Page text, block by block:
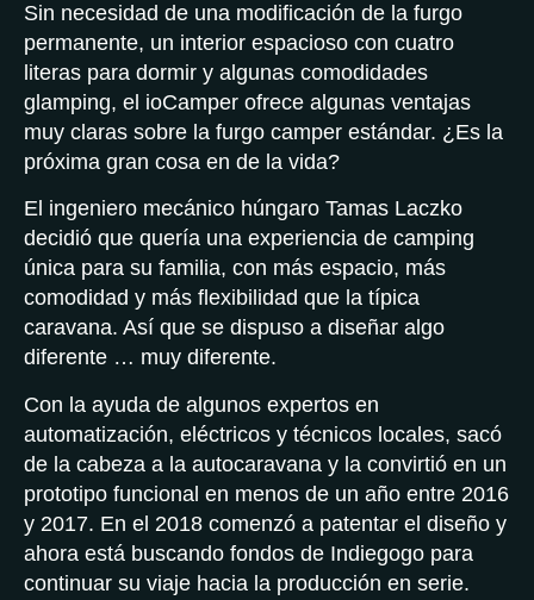
Sin necesidad de una modificación de la furgo
permanente, un interior espacioso con cuatro
literas para dormir y algunas comodidades
glamping, el ioCamper ofrece algunas ventajas
muy claras sobre la furgo camper estándar. ¿Es la
próxima gran cosa en de la vida?
El ingeniero mecánico húngaro Tamas Laczko
decidió que quería una experiencia de camping
única para su familia, con más espacio, más
comodidad y más flexibilidad que la típica
caravana. Así que se dispuso a diseñar algo
diferente … muy diferente.
Con la ayuda de algunos expertos en
automatización, eléctricos y técnicos locales, sacó
de la cabeza a la autocaravana y la convirtió en un
prototipo funcional en menos de un año entre 2016
y 2017. En el 2018 comenzó a patentar el diseño y
ahora está buscando fondos de Indiegogo para
continuar su viaje hacia la producción en serie.